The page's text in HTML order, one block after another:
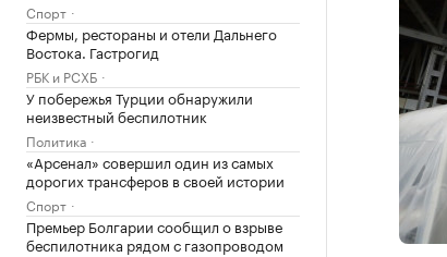
Спорт
Фермы, рестораны и отели Дальнего
Востока. Гастрогид
РБК и РСХБ
У побережья Турции обнаружили
неизвестный беспилотник
Политика
«Арсенал» совершил один из самых
дорогих трансферов в своей истории
Спорт
Премьер Болгарии сообщил о взрыве
беспилотника рядом с газопроводом